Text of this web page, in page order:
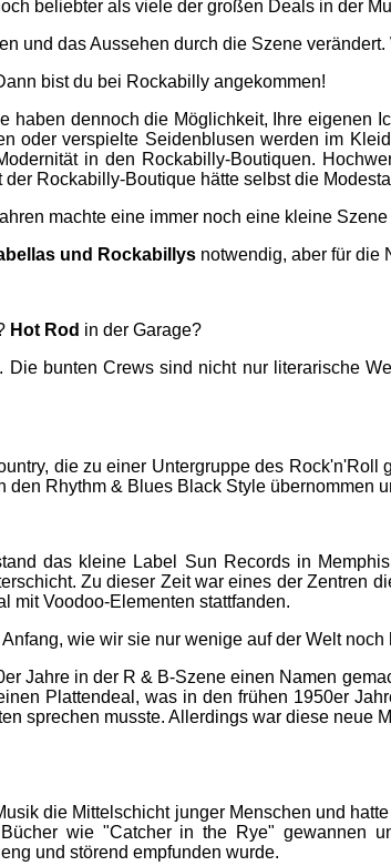
beliebter als viele der großen Deals in der
und das Aussehen durch die Szene
bist du bei Rockabilly angekommen!
haben dennoch die Möglichkeit, Ihre
oder verspielte Seidenblusen werden im
in den Rockabilly-Boutiquen.
Rockabilly-Boutique hätte selbst die
machte eine immer noch eine kleine
und Rockabillys notwendig, aber für die
Hot Rod in der Garage?
bunten Crews sind nicht nur literarische
die zu einer Untergruppe des
Rhythm & Blues Black Style übernommen
das kleine Label Sun Records in
Zu dieser Zeit war eines der Zentren
mit Voodoo-Elementen stattfanden.
wie wir sie nur wenige auf der Welt
Jahre in der R & B-Szene einen Namen
Plattendeal, was in den frühen 1950er
sprechen musste. Allerdings war diese
die Mittelschicht junger Menschen und
wie "Catcher in the Rye" gewannen
und störend empfunden wurde.